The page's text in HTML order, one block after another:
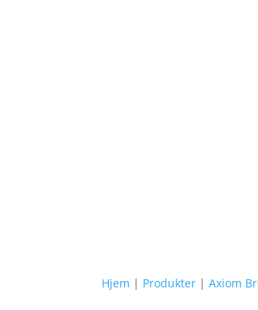
Hjem | Produkter| Axiom